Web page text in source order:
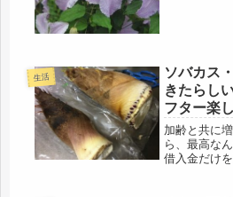
生活
ソバカス
きたらし
フター楽
タケノコ
咲く
加齢と共に
ら、最高な
借入金だけ